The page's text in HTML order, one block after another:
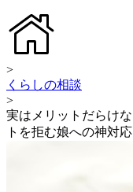
>
くらしの相談
>
実はメリットだらけ
トを拒む娘への神対